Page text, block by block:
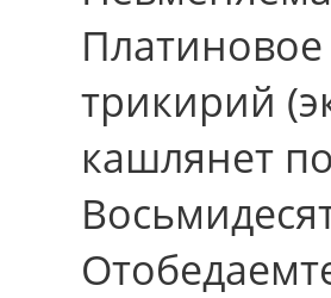
трикирий
кашлянет